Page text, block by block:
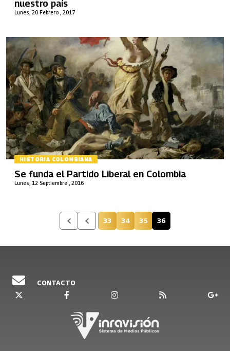
Lunes, 20 Febrero , 2017
nuestro país
HISTORIA COLOMBIANA
Lunes, 12 Septiembre , 2016
Se funda el Partido Liberal en Colombia
Página
33 Página
34 Página
35 Página actual
36
CONTACTO